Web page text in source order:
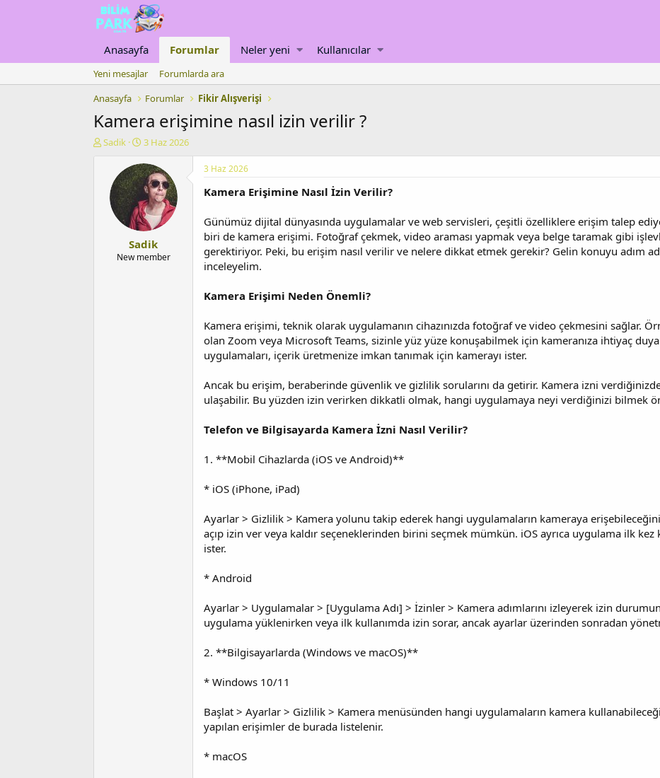
Anasayfa Forumlar Neler yeni Kullanıcılar
Yeni mesajlar
Forumlarda ara
Anasayfa
Forumlar Fikir Alışverişi
Kamera erişimine nasıl izin verilir ?
K
Sadik
B
ş
l
a
n
g
ı
ç
t
3 Haz 2026
Sadik
New member
3 Haz 2026
Kamera Erişimine Nasıl İzin Verilir?
Günümüz dijital dünyasında uygulamalar ve web servisleri, çeşitli özelliklere erişim talep
biri de kamera erişimi. Fotoğraf çekmek, video araması yapmak veya belge taramak gibi
gerektiriyor. Peki, bu erişim nasıl verilir ve nelere dikkat etmek gerekir? Gelin konuyu adım
inceleyelim.
Kamera Erişimi Neden Önemli?
Kamera erişimi, teknik olarak uygulamanın cihazınızda fotoğraf ve video çekmesini sağlar.
olan Zoom veya Microsoft Teams, sizinle yüz yüze konuşabilmek için kameranıza ihtiyaç
uygulamaları, içerik üretmenize imkan tanımak için kamerayı ister.
Ancak bu erişim, beraberinde güvenlik ve gizlilik sorularını da getirir. Kamera izni
ulaşabilir. Bu yüzden izin verirken dikkatli olmak, hangi uygulamaya neyi verdiğinizi bilmek
Telefon ve Bilgisayarda Kamera İzni Nasıl Verilir?
1. **Mobil Cihazlarda (iOS ve Android)**
* iOS (iPhone, iPad)
Ayarlar > Gizlilik > Kamera yolunu takip ederek hangi uygulamaların kameraya
açıp izin ver veya kaldır seçeneklerinden birini seçmek mümkün. iOS ayrıca uygulama ilk
ister.
* Android
Ayarlar > Uygulamalar > [Uygulama Adı] > İzinler > Kamera adımlarını izleyerek izin
uygulama yüklenirken veya ilk kullanımda izin sorar, ancak ayarlar üzerinden sonradan
2. **Bilgisayarlarda (Windows ve macOS)**
* Windows 10/11
Başlat > Ayarlar > Gizlilik > Kamera menüsünden hangi uygulamaların kamera
yapılan erişimler de burada listelenir.
* macOS